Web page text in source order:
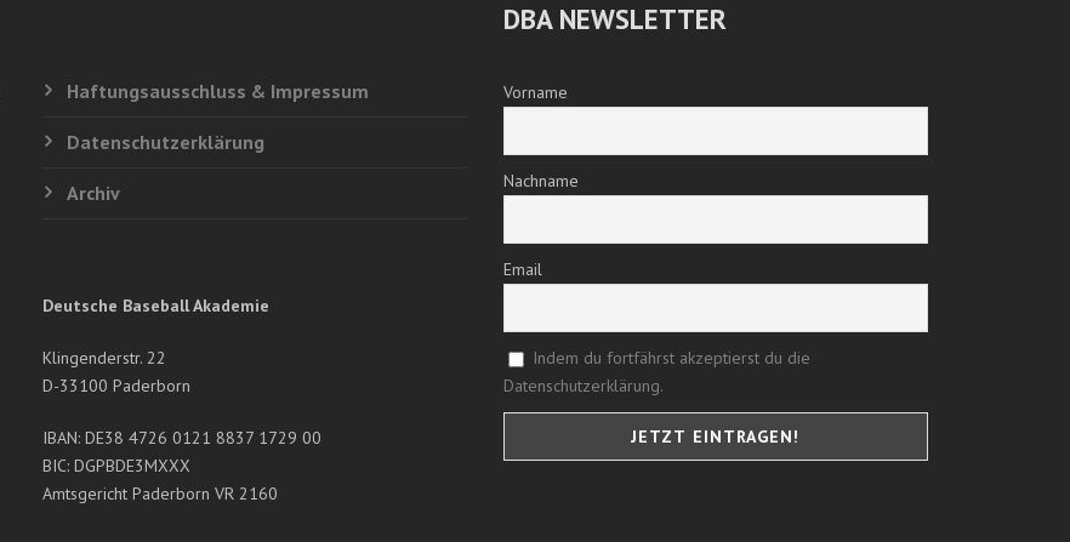
Haftungsausschluss & Impressum
Datenschutzerklärung
Archiv
Deutsche Baseball Akademie
Klingenderstr. 22
D-33100 Paderborn
IBAN: DE38 4726 0121 8837 1729 00
BIC: DGPBDE3MXXX
Amtsgericht Paderborn VR 2160
DBA NEWSLETTER
Vorname
Nachname
Email
Indem du fortfährst akzeptierst du die
Datenschutzerklärung.